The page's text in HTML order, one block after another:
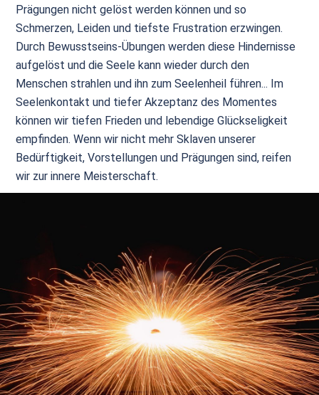
Prägungen nicht gelöst werden können und so
Schmerzen, Leiden und tiefste Frustration erzwingen.
Durch Bewusstseins-Übungen werden diese Hindernisse
aufgelöst und die Seele kann wieder durch den
Menschen strahlen und ihn zum Seelenheil führen... Im
Seelenkontakt und tiefer Akzeptanz des Momentes
können wir tiefen Frieden und lebendige Glückseligkeit
empfinden. Wenn wir nicht mehr Sklaven unserer
Bedürftigkeit, Vorstellungen und Prägungen sind, reifen
wir zur innere Meisterschaft.